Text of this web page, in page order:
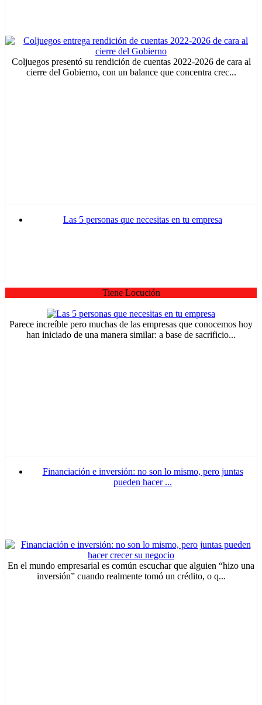
Coljuegos presentó su rendición de cuentas 2022-2026 de cara al
cierre del Gobierno, con un balance que concentra crec...
Las 5 personas que necesitas en tu empresa
Tiene Locución
Parece increíble pero muchas de las empresas que conocemos hoy
han iniciado de una manera similar: a base de sacrificio...
Financiación e inversión: no son lo mismo, pero juntas
pueden hacer ...
En el mundo empresarial es común escuchar que alguien “hizo una
inversión” cuando realmente tomó un crédito, o q...
Advertisement